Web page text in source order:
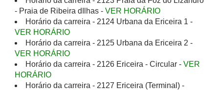
- Praia de Ribeira dIlhas - VER HORÁRIO
Horário da carreira - 2124 Urbana da Ericeira 1 -
VER HORÁRIO
Horário da carreira - 2125 Urbana da Ericeira 2 -
VER HORÁRIO
Horário da carreira - 2126 Ericeira - Circular - VER
HORÁRIO
Horário da carreira - 2127 Ericeira (Terminal) -